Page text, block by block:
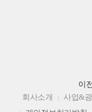
이
회사소개
사업&